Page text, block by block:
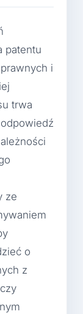
patentu
i
trwa
ze
o
z